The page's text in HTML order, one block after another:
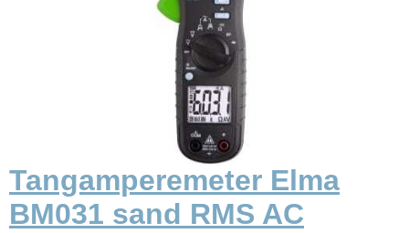
Tangamperemeter Elma
BM031 sand RMS AC